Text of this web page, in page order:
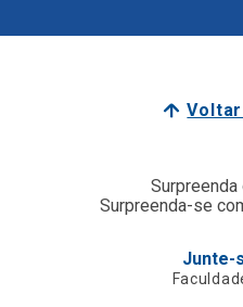
Surpreenda-se
Junte-